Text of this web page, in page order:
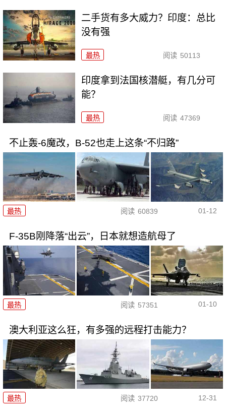
二手货有多大威力？印度：总比
没有强
最热 阅读 50113
印度拿到法国核潜艇，有几分可
能？
最热 阅读 47369
不止轰-6魔改，B-52也走上这条“不归路”
最热 阅读 60839 01-12
F-35B刚降落“出云”，日本就想造航母了
最热 阅读 57351 01-10
澳大利亚这么狂，有多强的远程打击能力？
最热 阅读 37720 12-31